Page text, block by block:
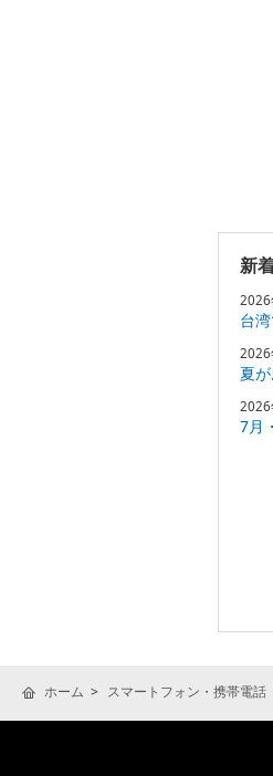
新
2026
台
2026
夏が
2026
7月・
ホーム スマートフォン・携帯電話